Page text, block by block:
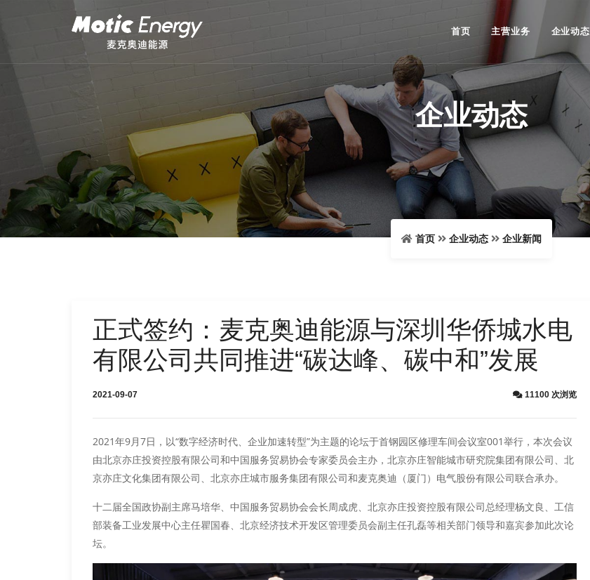
首页 主营业务 企业动态
企业动态
首页 企业动态 企业新闻
正式签约：麦克奥迪能源与深圳华侨城水电
有限公司共同推进“碳达峰、碳中和”发展
2021-09-07 11100 次浏览
2021年9月7日，以“数字经济时代、企业加速转型”为主题的论坛于首钢园区修理车间会议室001举行，本次会议
由北京亦庄投资控股有限公司和中国服务贸易协会专家委员会主办，北京亦庄智能城市研究院集团有限公司、北
京亦庄文化集团有限公司、北京亦庄城市服务集团有限公司和麦克奥迪（厦门）电气股份有限公司联合承办。
十二届全国政协副主席马培华、中国服务贸易协会会长周成虎、北京亦庄投资控股有限公司总经理杨文良、工信
部装备工业发展中心主任瞿国春、北京经济技术开发区管理委员会副主任孔磊等相关部门领导和嘉宾参加此次论
坛。